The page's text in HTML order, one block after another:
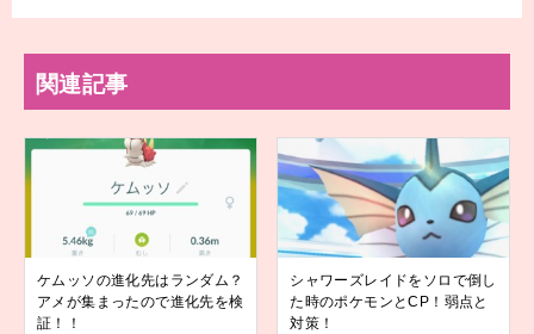
関連記事
ケムッソの進化先はランダム？
アメが集まったので進化先を検
証！！
シャワーズレイドをソロで倒し
た時のポケモンとCP！弱点と
対策！